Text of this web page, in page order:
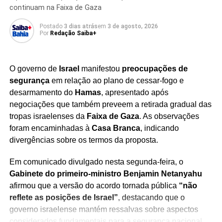
CIÊNCIA E TECNOLOGIA
COMPUTAÇÃO AVANÇADA
COMPUTAÇÃO QUÂNTICA
DESENVOLVIMENTO TECNOLÓGICO
FÉRMIONS DE MAJORANA
IA E COMPUTAÇÃO QUÂNTICA
INDÚSTRIA DE TECNOLOGIA
INOVAÇÃO TECNOLÓGICA
INTELIGÊNCIA ARTIFICIAL
MAJORANA 1
MAJORANA 2
MICROSOFT
PROCESSADOR QUÂNTICO
QUBITS
QUBITS TOPOLÓGICOS
TECNOLOGIA DO FUTURO
PRÓXIMO
Tensão no Oriente Médio derruba bolsas de Nova
York
NÃO PERCA
Líder republicano ganha destaque nos EUA
que, segundo ele, não foram devidamente apresentadas
pela companhia. O executivo explicou ainda que
documentos enviados pelos bancos aos auditores
servem como apoio às auditorias e não representam
empresa.
O caso segue sendo investigado pelaPolícia Federal
que ampliou as apurações sobre a fraude bilionária por
meio de novas fases da Operação Disclosure. As
investigações incluem o cumprimento de mandados de
busca envolvendo acionistas da companhia e executivos
possíveis crimes relacionados à manipulação de
mercado e associação criminosa.
Além de comentar a investigação,Milton Maluhy avaliou
o cenário econômico brasileiro e internacional,
destacando preocupações com os impactos da inflação
continuam na Faixa de Gaza
Postado 3 dias atrásem 3 de agosto, 2026
Por Redação Saiba+
O governo de Israel manifestou preocupações de
segurançaem relação ao plano de cessar-fogo e
desarmamento do Hamas, apresentado após
negociações que também preveem a retirada gradual das
tropas israelenses da Faixa de Gaza. As observações
foram encaminhadas à Casa Branca, indicando
divergências sobre os termos da proposta.
Em comunicado divulgado nesta segunda-feira, o
Gabinete do primeiro-ministro Benjamin Netanyahu
afirmou que a versão do acordo tornada pública “não
reflete as posições de Israel”, destacando que o
governo israelense mantém ressalvas sobre aspectos